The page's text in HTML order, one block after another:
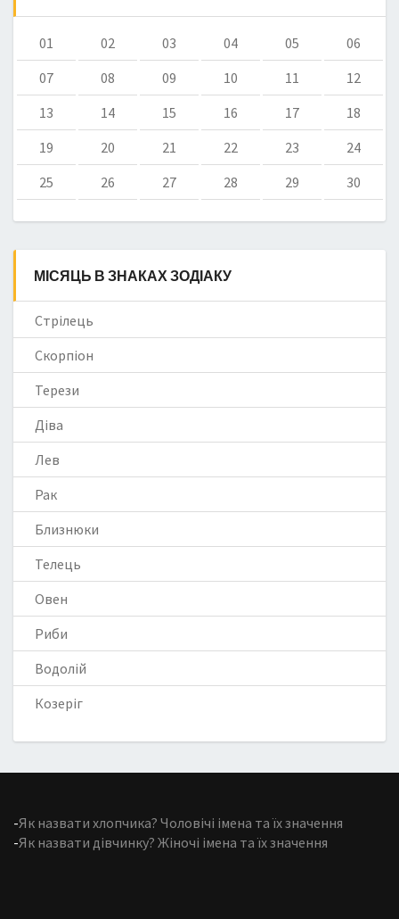
01 02 03 04 05
06
07
08 09 10 11
12
13
14 15 16 17
18
19
20 21 22 23
24
25
26 27 28 29 30
МІСЯЦЬ В ЗНАКАХ ЗОДІАКУ
Стрілець
Скорпіон
Терези
Діва
Лев
Рак
Близнюки
Телець
Овен
Риби
Водолій
Козеріг
-Як назвати хлопчика? Чоловічі імена та їх значення
-Як назвати дівчинку? Жіночі імена та їх значення